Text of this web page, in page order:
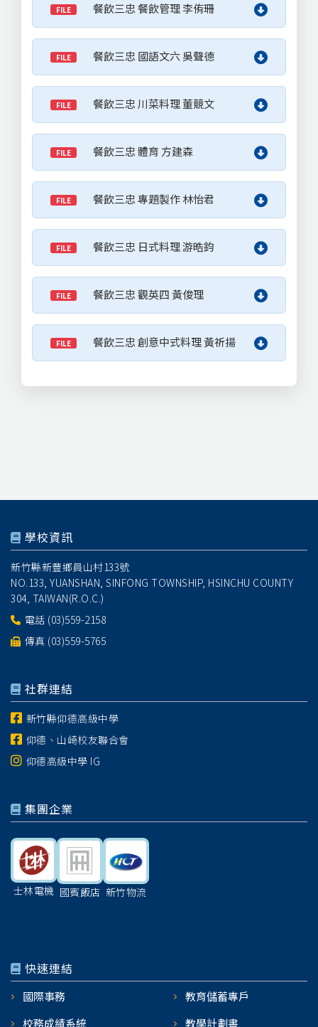
FILE 餐飲三忠 餐飲管理 李侑珊
FILE 餐飲三忠 國語文六 吳聲德
FILE 餐飲三忠 川菜料理 董競文
FILE 餐飲三忠 體育 方建森
FILE 餐飲三忠 專題製作 林怡君
FILE 餐飲三忠 日式料理 游晧鈞
FILE 餐飲三忠 觀英四 黃俊理
FILE 餐飲三忠 創意中式料理 黃祈揚
學校資訊
新竹縣新豐鄉員山村133號
NO.133, YUANSHAN, SINFONG TOWNSHIP, HSINCHU COUNTY
304, TAIWAN(R.O.C.)
電話 (03)559-2158
傳真 (03)559-5765
社群連結
新竹縣仰德高級中學
仰德、山崎校友聯合會
仰德高級中學 IG
集團企業
士林電機 國賓飯店 新竹物流
快速連結
國際事務
教育儲蓄專戶
校務成績系統
教學計劃書